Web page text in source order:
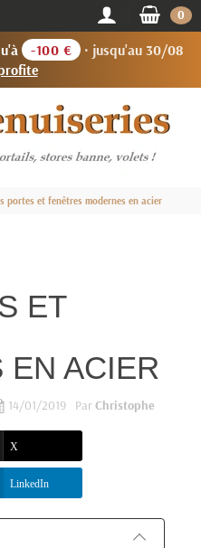
-100 €
· jusqu'au 30/08
0
portes et fenêtres modernes en acier
ET
EN ACIER
14/01/2019 ParChristophe
X
LinkedIn